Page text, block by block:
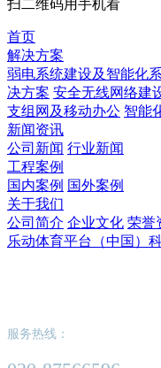
扫二维码用手机看
首页
解决方案
弱电系统建设及智能化
决方案 安全无线网络建
支组网及移动办公 智能
新闻资讯
公司新闻 行业新闻
工程案例
国内案例 国外案例
关于我们
公司简介 企业文化 荣誉
乐动体育平台（中国）
服务热线：